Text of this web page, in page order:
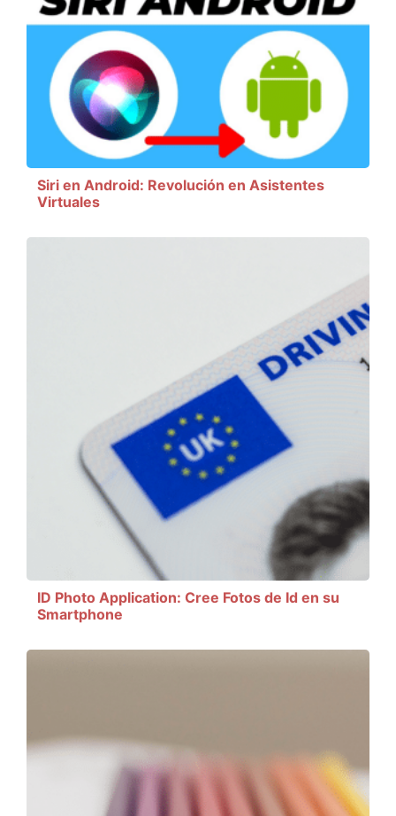
Siri en Android: Revolución en Asistentes
Virtuales
ID Photo Application: Cree Fotos de Id en su
Smartphone